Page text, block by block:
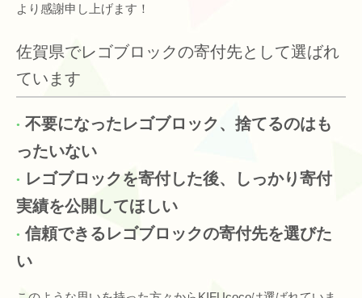
より感謝申し上げます！
佐賀県でレゴブロックの寄付先として選ばれ
ています
不要になったレゴブロック、捨てるのはも
ったいない
レゴブロックを寄付した後、しっかり寄付
実績を公開してほしい
信頼できるレゴブロックの寄付先を選びた
い